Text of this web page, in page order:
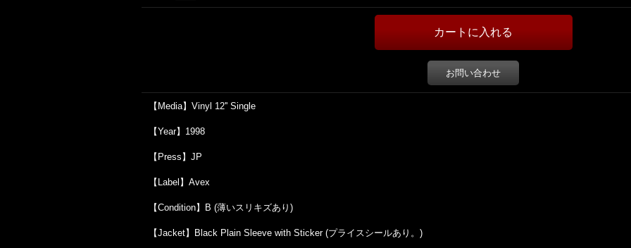
お問い合わせ
【Media】Vinyl 12'' Single
【Year】1998
【Press】JP
【Label】Avex
【Condition】B (薄いスリキズあり)
【Jacket】Black Plain Sleeve with Sticker (プライスシールあり。)